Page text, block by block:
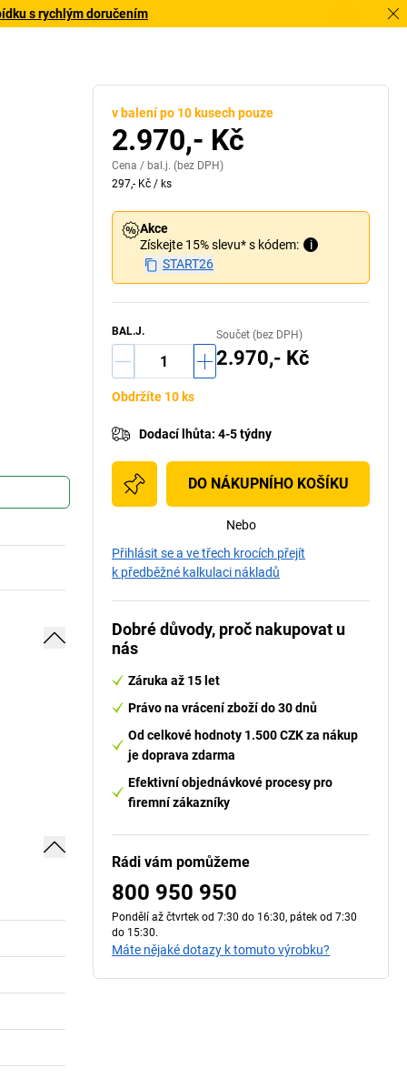
s rychlým doručením
v balení po 10 kusech pouze
2.970,- Kč
Cena / bal.j. (bez DPH)
297,- Kč / ks
Akce
Získejte 15% slevu* s kódem:
i
START26
BAL.J. Součet (bez DPH)
2.970,- Kč
Obdržíte 10 ks
Dodací lhůta: 4-5 týdny
DO NÁKUPNÍHO KOŠÍKU
Nebo
Přihlásit se a ve třech krocích přejít
k předběžné kalkulaci nákladů
Dobré důvody, proč nakupovat u
nás
Záruka až 15 let
Právo na vrácení zboží do 30 dnů
Od celkové hodnoty 1.500 CZK za nákup
je doprava zdarma
Efektivní objednávkové procesy pro
firemní zákazníky
Rádi vám pomůžeme
800 950 950
Pondělí až čtvrtek od 7:30 do 16:30, pátek od 7:30
do 15:30.
Máte nějaké dotazy k tomuto výrobku?